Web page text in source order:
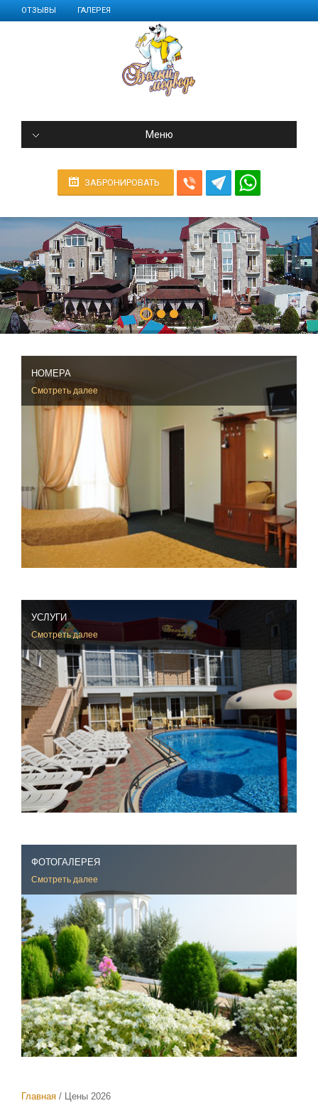
ОТЗЫВЫ ГАЛЕРЕЯ
Меню
ЗАБРОНИРОВАТЬ
НОМЕРА
Смотреть далее
УСЛУГИ
Смотреть далее
ФОТОГАЛЕРЕЯ
Смотреть далее
Главная Цены 2026